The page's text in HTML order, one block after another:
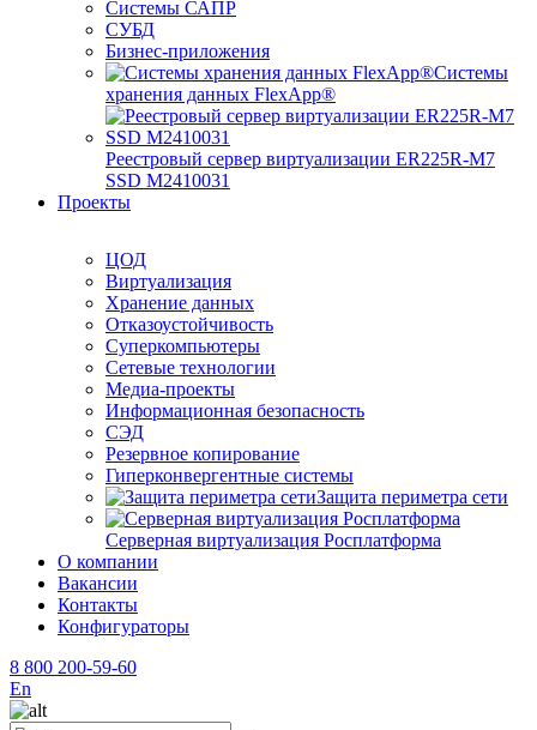
Системы САПР
СУБД
Бизнес-приложения
Системы
хранения данных FlexApp®
Реестровый сервер виртуализации ER225R-M7
SSD М2410031
Проекты
ЦОД
Виртуализация
Хранение данных
Отказоустойчивость
Суперкомпьютеры
Сетевые технологии
Медиа-проекты
Информационная безопасность
СЭД
Резервное копирование
Гиперконвергентные системы
Защита периметра сети
Серверная виртуализация Росплатформа
О компании
Вакансии
Контакты
Конфигураторы
8 800 200-59-60
En